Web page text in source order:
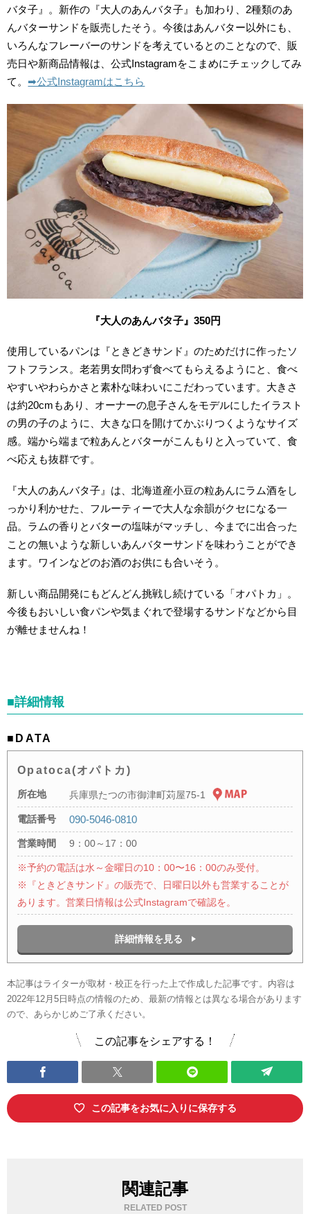
バタ子』。新作の『大人のあんバタ子』も加わり、2種類のあ
んバターサンドを販売したそう。今後はあんバター以外にも、
いろんなフレーバーのサンドを考えているとのことなので、販
売日や新商品情報は、公式Instagramをこまめにチェックしてみ
て。➡︎公式Instagramはこちら
『大人のあんバタ子』350円
使用しているパンは『ときどきサンド』のためだけに作ったソ
フトフランス。老若男女問わず食べてもらえるようにと、食べ
やすいやわらかさと素朴な味わいにこだわっています。大きさ
は約20cmもあり、オーナーの息子さんをモデルにしたイラスト
の男の子のように、大きな口を開けてかぶりつくようなサイズ
感。端から端まで粒あんとバターがこんもりと入っていて、食
べ応えも抜群です。
『大人のあんバタ子』は、北海道産小豆の粒あんにラム酒をし
っかり利かせた、フルーティーで大人な余韻がクセになる一
品。ラムの香りとバターの塩味がマッチし、今までに出合った
ことの無いような新しいあんバターサンドを味わうことができ
ます。ワインなどのお酒のお供にも合いそう。
新しい商品開発にもどんどん挑戦し続けている「オパトカ」。
今後もおいしい食パンや気まぐれで登場するサンドなどから目
が離せませんね！
■詳細情報
■DATA
Opatoca(オパトカ)
所在地 兵庫県たつの市御津町苅屋75-1
電話番号 090-5046-0810
営業時間 9：00～17：00
※予約の電話は水～金曜日の10：00〜16：00のみ受付。
※『ときどきサンド』の販売で、日曜日以外も営業することが
あります。営業日情報は公式Instagramで確認を。
詳細情報を見る
本記事はライターが取材・校正を行った上で作成した記事です。内容は
2022年12月5日時点の情報のため、最新の情報とは異なる場合があります
ので、あらかじめご了承ください。
この記事をシェアする！
この記事をお気に入りに保存する
関連記事
RELATED POST